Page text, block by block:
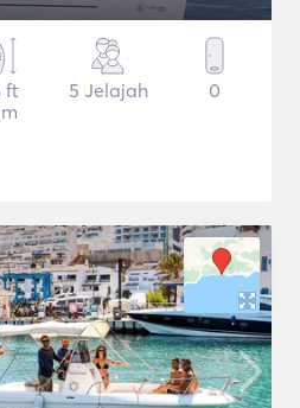
ft
5 Jelajah 0